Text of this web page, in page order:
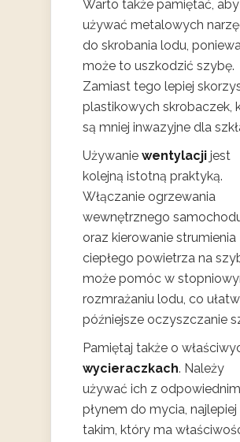
Warto także pamiętać,
używać metalowych
do skrobania lodu,
może to uszkodzić szybę.
Zamiast tego lepiej
plastikowych skrobaczek,
są mniej inwazyjne dla
Używanie wentylacji jest
kolejną istotną praktyką.
Włączanie ogrzewania
wewnętrznego
oraz kierowanie strumienia
ciepłego powietrza na
może pomóc w
rozmrażaniu lodu, co
późniejsze oczyszczanie
Pamiętaj także o
wycieraczkach. Należy
używać ich z odpowiednim
płynem do mycia, najlepiej
takim, który ma